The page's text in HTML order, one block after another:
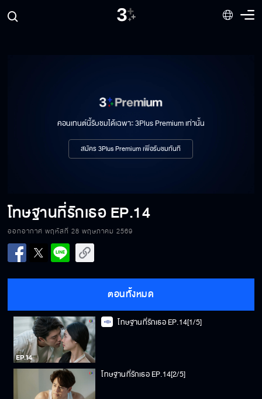
คอนเทนต์นี้รับชมได้เฉพาะ 3Plus Premium เท่านั้น
สมัคร 3Plus Premium เพื่อรับชมทันที
โทษฐานที่รักเธอEP.14
ออกอากาศ พฤหัสที่ 28 พฤษภาคม 2569
ตอนทั้งหมด
โทษฐานที่รักเธอ EP.14[1/5]
โทษฐานที่รักเธอ EP.14[2/5]